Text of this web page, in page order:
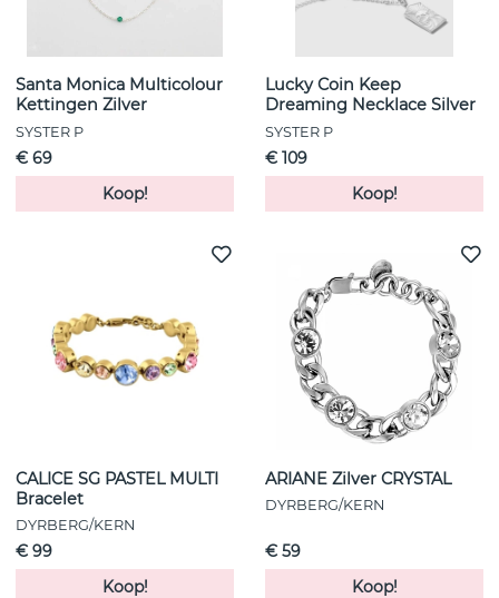
Santa Monica Multicolour
Kettingen Zilver
SYSTER P
€ 69
Koop!
Lucky Coin Keep
Dreaming Necklace Silver
SYSTER P
€ 109
Koop!
CALICE SG PASTEL MULTI
Bracelet
DYRBERG/KERN
€ 99
Koop!
ARIANE Zilver CRYSTAL
DYRBERG/KERN
€ 59
Koop!